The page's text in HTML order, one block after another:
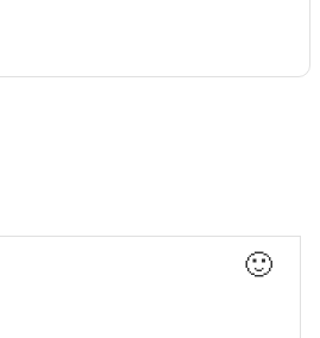
🙂